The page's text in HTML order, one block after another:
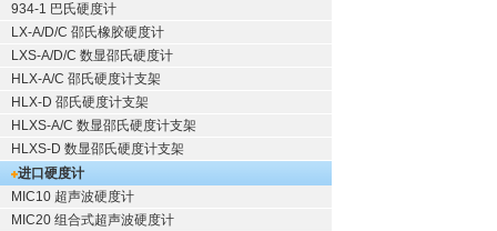
934-1 巴氏硬度计
LX-A/D/C 邵氏橡胶硬度计
LXS-A/D/C 数显邵氏硬度计
HLX-A/C 邵氏硬度计支架
HLX-D 邵氏硬度计支架
HLXS-A/C 数显邵氏硬度计支架
HLXS-D 数显邵氏硬度计支架
进口硬度计
MIC10 超声波硬度计
MIC20 组合式超声波硬度计